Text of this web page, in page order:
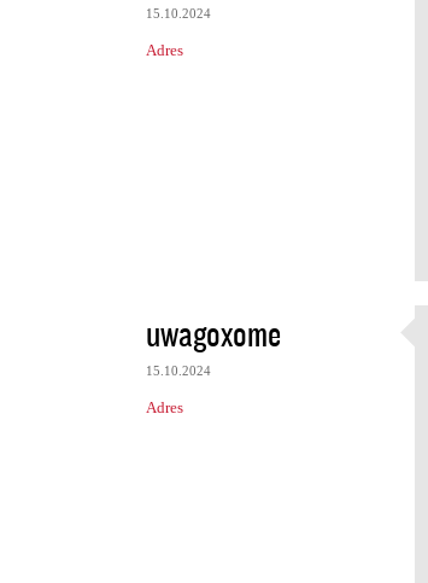
15.10.2024
Adres
uwagoxome
15.10.2024
Adres